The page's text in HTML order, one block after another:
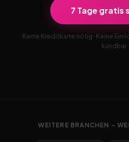
7 Tage gratis
Keine Kreditkarte nötig · Keine
kündbar
WEITERE BRANCHEN –